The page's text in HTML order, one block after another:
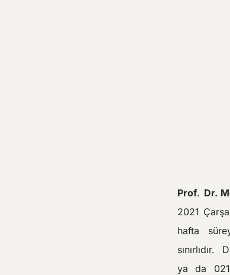
Prof. Dr.
2021
hafta
sınırlıdır.
ya da